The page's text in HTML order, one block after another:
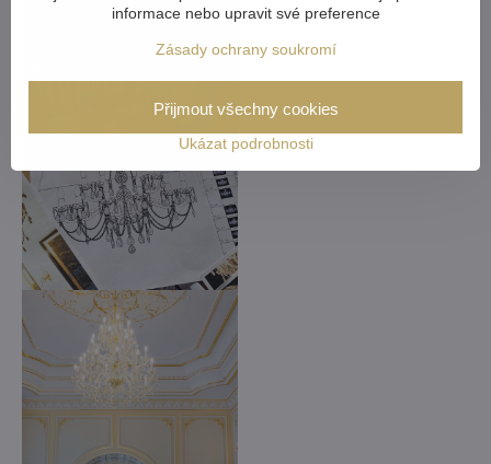
informace nebo upravit své preference
Zásady ochrany soukromí
Ukázat podrobnosti
Přijmout všechny cookies